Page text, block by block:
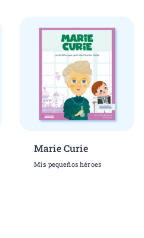
Marie Curie
Mis pequeños héroes